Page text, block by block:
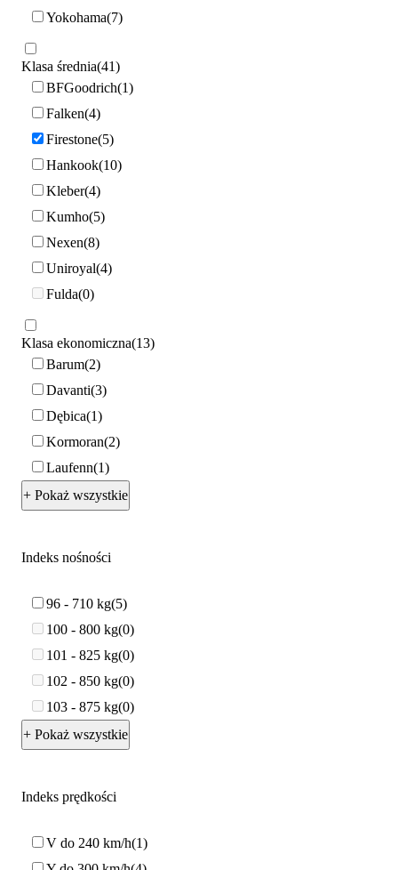
Yokohama 7
Klasa średnia 41
BFGoodrich 1
Falken 4
Firestone 5
Hankook 10
Kleber 4
Kumho 5
Nexen 8
Uniroyal 4
Fulda 0
Klasa ekonomiczna 13
Barum 2
Davanti 3
Dębica 1
Kormoran 2
Laufenn 1
+ Pokaż wszystkie
Indeks nośności
96 - 710 kg 5
100 - 800 kg 0
101 - 825 kg 0
102 - 850 kg 0
103 - 875 kg 0
+ Pokaż wszystkie
Indeks prędkości
V do 240 km/h 1